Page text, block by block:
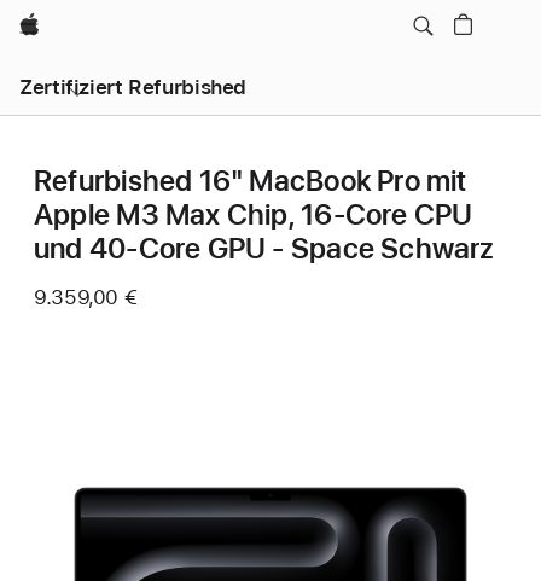
Apple
Zertifiziert Refurbished
Refurbished 16" MacBook Pro mit
Apple M3 Max Chip, 16‑Core CPU
und 40‑Core GPU - Space Schwarz
9.359,00 €